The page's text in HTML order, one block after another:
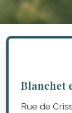
Blanchet
Rue de